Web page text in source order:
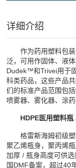
详细介绍
作为药用塑料包装
泛，可用作固体、液
Dudek™和Trivei用于
科类药品，这些产品
们的标准产品范围包括
喷雾器、雾化器、涂
HDPE医用塑料瓶
格雷斯海姆初级塑
聚乙烯瓶身，聚丙烯
加厚 / 瓶身高度可供
国DMF备案，超过40